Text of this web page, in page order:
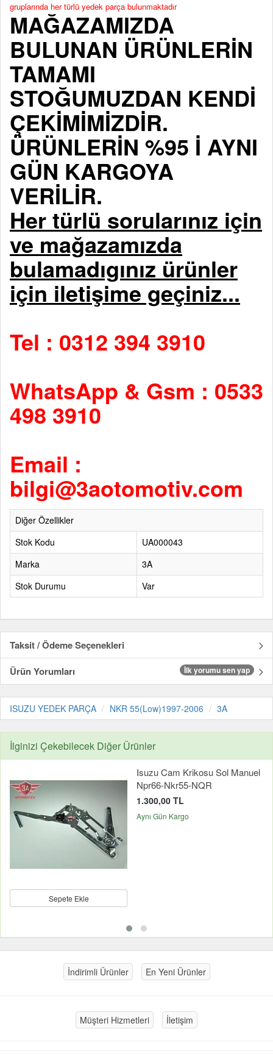
gruplarında her türlü yedek parça bulunmaktadır
MAĞAZAMIZDA
BULUNAN ÜRÜNLERİN
TAMAMI
STOĞUMUZDAN KENDİ
ÇEKİMİMİZDİR.
ÜRÜNLERİN %95 İ AYNI
GÜN KARGOYA
VERİLİR.
Her türlü sorularınız için
ve mağazamızda
bulamadıgınız ürünler
için iletişime geçiniz...
Tel : 0312 394 3910
WhatsApp & Gsm : 0533
498 3910
Email :
bilgi@3aotomotiv.com
Diğer Özellikler
Stok Kodu
UA000043
Marka
3A
Stok Durumu
Var
Taksit / Ödeme Seçenekleri
Ürün Yorumları
İlk yorumu sen yap
ISUZU YEDEK PARÇA NKR 55(Low)1997-2006 3A
İlginizi Çekebilecek Diğer Ürünler
Sepete Ekle
Isuzu Cam Krikosu Sol Manuel
Npr66-Nkr55-NQR
1.300,00 TL
Aynı Gün Kargo
İndirimli Ürünler En Yeni Ürünler
Müşteri Hizmetleri İletişim